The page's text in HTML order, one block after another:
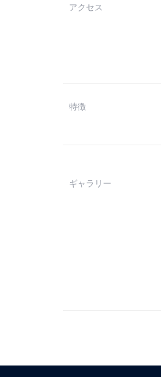
アクセス
特徴
ギャラリー